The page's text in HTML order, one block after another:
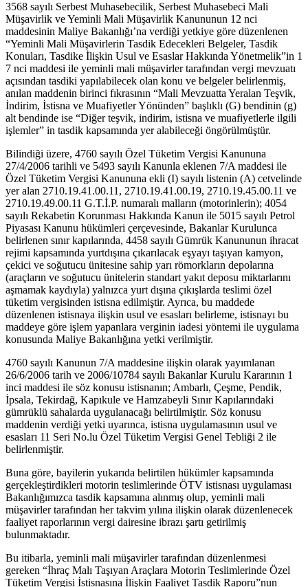
3568 sayılı Serbest Muhasebecilik, Serbest Muhasebeci Mali
Müşavirlik ve Yeminli Mali Müşavirlik Kanununun 12 nci
maddesinin Maliye Bakanlığı’na verdiği yetkiye göre düzenlenen
“Yeminli Mali Müşavirlerin Tasdik Edecekleri Belgeler, Tasdik
Konuları, Tasdike İlişkin Usul ve Esaslar Hakkında Yönetmelik”in 1
7 nci maddesi ile yeminli mali müşavirler tarafından vergi mevzuatı
açısından tasdiki yapılabilecek olan konu ve belgeler belirlenmiş,
anılan maddenin birinci fıkrasının “Mali Mevzuatta Yeralan Teşvik,
İndirim, İstisna ve Muafiyetler Yönünden” başlıklı (G) bendinin (g)
alt bendinde ise “Diğer teşvik, indirim, istisna ve muafiyetlerle ilgili
işlemler” in tasdik kapsamında yer alabileceği öngörülmüştür.
Bilindiği üzere, 4760 sayılı Özel Tüketim Vergisi Kanununa
27/4/2006 tarihli ve 5493 sayılı Kanunla eklenen 7/A maddesi ile
Özel Tüketim Vergisi Kanununa ekli (I) sayılı listenin (A) cetvelinde
yer alan 2710.19.41.00.11, 2710.19.41.00.19, 2710.19.45.00.11 ve
2710.19.49.00.11 G.T.İ.P. numaralı malların (motorinlerin); 4054
sayılı Rekabetin Korunması Hakkında Kanun ile 5015 sayılı Petrol
Piyasası Kanunu hükümleri çerçevesinde, Bakanlar Kurulunca
belirlenen sınır kapılarında, 4458 sayılı Gümrük Kanununun ihracat
rejimi kapsamında yurtdışına çıkarılacak eşyayı taşıyan kamyon,
çekici ve soğutucu ünitesine sahip yarı römorkların depolarına
(araçların ve soğutucu ünitelerin standart yakıt deposu miktarlarını
aşmamak kaydıyla) yalnızca yurt dışına çıkışlarda teslimi özel
tüketim vergisinden istisna edilmiştir. Ayrıca, bu maddede
düzenlenen istisnaya ilişkin usul ve esasları belirleme, istisnayı bu
maddeye göre işlem yapanlara verginin iadesi yöntemi ile uygulama
konusunda Maliye Bakanlığına yetki verilmiştir.
4760 sayılı Kanunun 7/A maddesine ilişkin olarak yayımlanan
26/6/2006 tarih ve 2006/10784 sayılı Bakanlar Kurulu Kararının 1
inci maddesi ile söz konusu istisnanın; Ambarlı, Çeşme, Pendik,
İpsala, Tekirdağ, Kapıkule ve Hamzabeyli Sınır Kapılarındaki
gümrüklü sahalarda uygulanacağı belirtilmiştir. Söz konusu
maddenin verdiği yetki uyarınca, istisna uygulamasının usul ve
esasları 11 Seri No.lu Özel Tüketim Vergisi Genel Tebliği 2 ile
belirlenmiştir.
Buna göre, bayilerin yukarıda belirtilen hükümler kapsamında
gerçekleştirdikleri motorin teslimlerinde ÖTV istisnası uygulaması
Bakanlığımızca tasdik kapsamına alınmış olup, yeminli mali
müşavirler tarafından her takvim yılına ilişkin olarak düzenlenecek
faaliyet raporlarının vergi dairesine ibrazı şartı getirilmiş
bulunmaktadır.
Bu itibarla, yeminli mali müşavirler tarafından düzenlenmesi
gereken “İhraç Malı Taşıyan Araçlara Motorin Teslimlerinde Özel
Tüketim Vergisi İstisnasına İlişkin Faaliyet Tasdik Raporu”nun